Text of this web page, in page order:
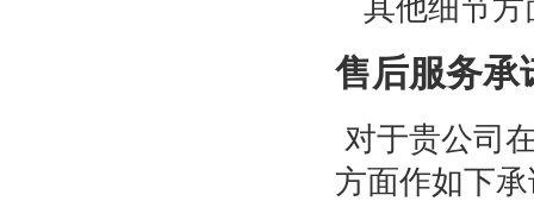
其他细节方
售后服务承
对于贵公司
方面作如下